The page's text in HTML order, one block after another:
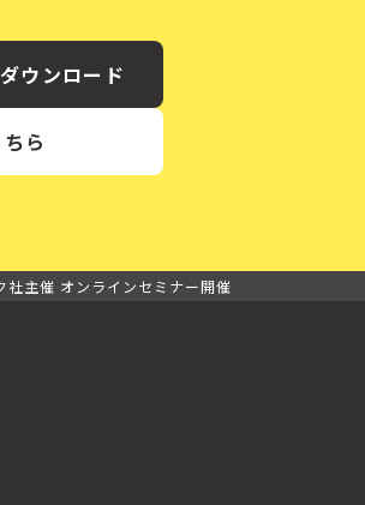
ウンロード
ら
社主催 オンラインセミナー開催